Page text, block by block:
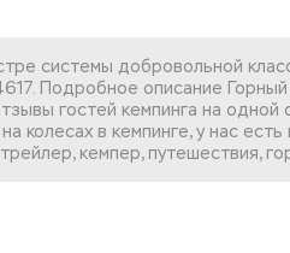
системы добровольной
Подробное описание
гостей кемпинга на
колесах в кемпинге, у нас
кемпер, путешествия,